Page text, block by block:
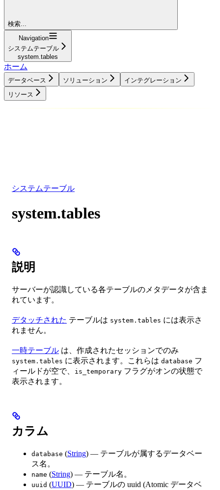
検索...
Navigation
システムテーブル
system.tables
ホーム
データベース ソリューション
インテグレーション
リソース
システムテーブル
system.tables
説明
サーバーが認識している各テーブルのメタデータが含ま
れています。
デタッチされた テーブルは system.tables には表示さ
れません。
一時テーブル は、作成されたセッションでのみ
system.tables に表示されます。これらは database フ
ィールドが空で、
is_temporary フラグがオンの状態で
表示されます。
カラム
database (String) — テーブルが属するデータベー
ス名。
name (String) — テーブル名。
uuid (UUID) — テーブルの uuid (Atomic データベ